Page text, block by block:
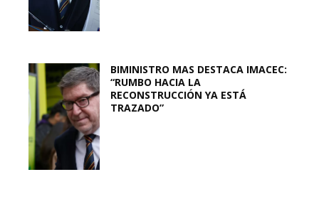
BIMINISTRO MAS DESTACA IMACEC:
“RUMBO HACIA LA
RECONSTRUCCIÓN YA ESTÁ
TRAZADO”